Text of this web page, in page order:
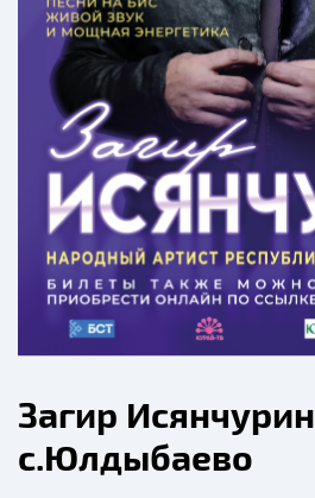
Загир Исянчурин
с.Юлдыбаево